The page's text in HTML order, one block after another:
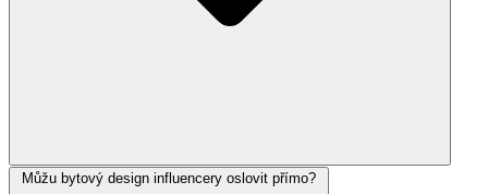
Můžu bytový design influencery oslovit přímo?